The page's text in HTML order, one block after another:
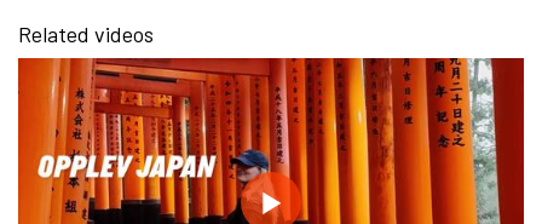
Related videos